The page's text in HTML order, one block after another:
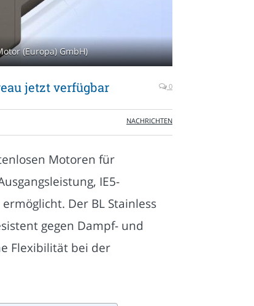
(Europa) GmbH)
jetzt verfügbar 0
NACHRICHTEN
Motoren für
IE5-
Der BL Stainless
gegen Dampf- und
Flexibilität bei der